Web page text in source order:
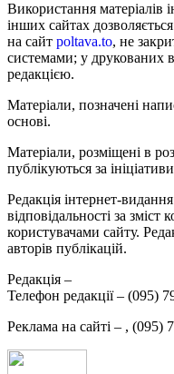
Використання матеріалів
інших сайтах
на сайт poltava.to, не
системами; у
редакцією.
Матеріали, позначені
основі.
Матеріали, розміщені в
публікуються за
Редакція інтернет-
відповідальності за
користувачами сайту.
авторів публікацій.
Редакція –
Телефон редакції – (095)
Реклама на сайті – , (095)